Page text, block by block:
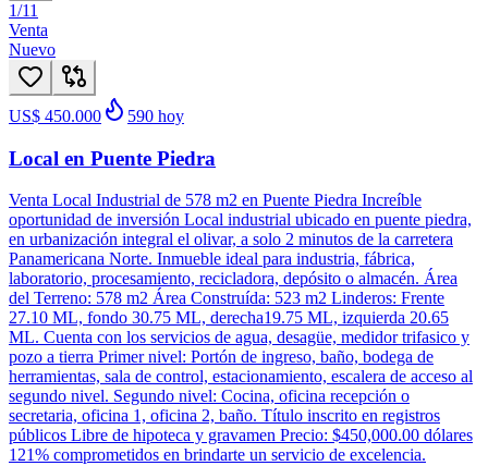
1/11
Venta
Nuevo
US$ 450.000 590 hoy
Local en Puente Piedra
Venta Local Industrial de 578 m2 en Puente Piedra Increíble
oportunidad de inversión Local industrial ubicado en puente piedra,
en urbanización integral el olivar, a solo 2 minutos de la carretera
Panamericana Norte. Inmueble ideal para industria, fábrica,
laboratorio, procesamiento, recicladora, depósito o almacén. Área
del Terreno: 578 m2 Área Construída: 523 m2 Linderos: Frente
27.10 ML, fondo 30.75 ML, derecha19.75 ML, izquierda 20.65
ML. Cuenta con los servicios de agua, desagüe, medidor trifasico y
pozo a tierra Primer nivel: Portón de ingreso, baño, bodega de
herramientas, sala de control, estacionamiento, escalera de acceso al
segundo nivel. Segundo nivel: Cocina, oficina recepción o
secretaria, oficina 1, oficina 2, baño. Título inscrito en registros
públicos Libre de hipoteca y gravamen Precio: $450,000.00 dólares
121% comprometidos en brindarte un servicio de excelencia.